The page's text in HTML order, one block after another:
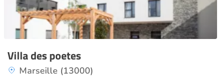
Villa des poetes
Marseille (13000)